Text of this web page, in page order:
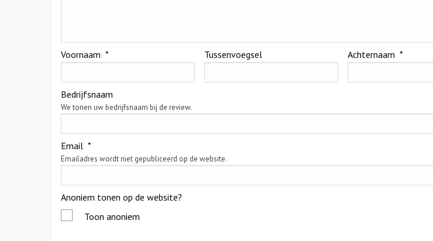
Voornaam * Tussenvoegsel Achternaam *
Bedrijfsnaam
We tonen uw bedrijfsnaam bij de review.
Email *
Emailadres wordt niet gepubliceerd op de website.
Anoniem tonen op de website?
Toon anoniem